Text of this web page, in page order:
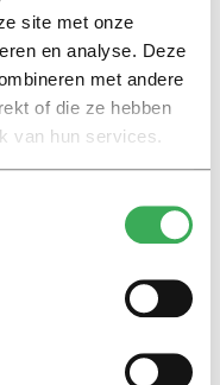
site met onze
en analyse. Deze
met andere
of die ze hebben
van hun services.
ochtend. Beeld:
kunt niet zo